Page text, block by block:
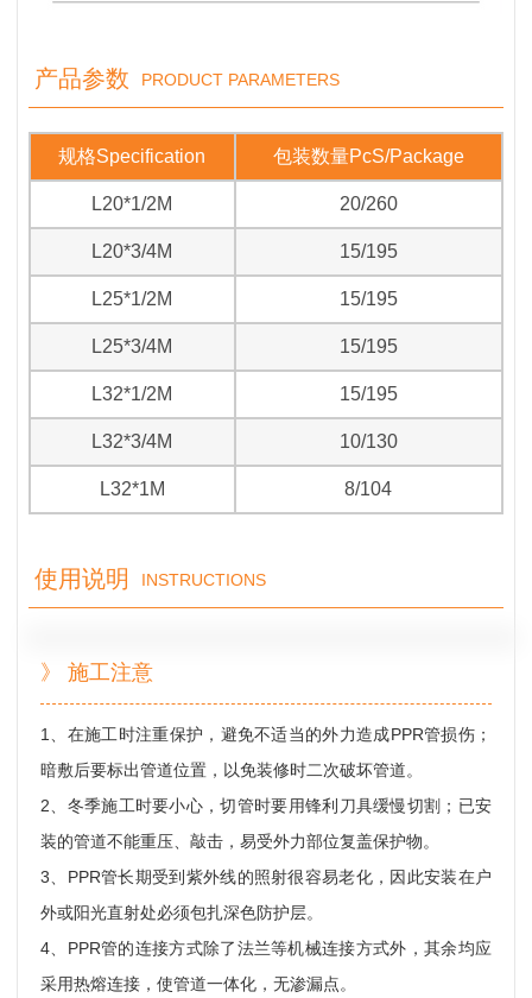
产品参数 PRODUCT PARAMETERS
规格Specification 包装数量PcS/Package
L20*1/2M 20/260
L20*3/4M 15/195
L25*1/2M 15/195
L25*3/4M 15/195
L32*1/2M 15/195
L32*3/4M 10/130
L32*1M 8/104
使用说明 INSTRUCTIONS
》 施工注意
1、在施工时注重保护，避免不适当的外力造成PPR管损伤；
暗敷后要标出管道位置，以免装修时二次破坏管道。
2、冬季施工时要小心，切管时要用锋利刀具缓慢切割；已安
装的管道不能重压、敲击，易受外力部位复盖保护物。
3、PPR管长期受到紫外线的照射很容易老化，因此安装在户
外或阳光直射处必须包扎深色防护层。
4、PPR管的连接方式除了法兰等机械连接方式外，其余均应
采用热熔连接，使管道一体化，无渗漏点。